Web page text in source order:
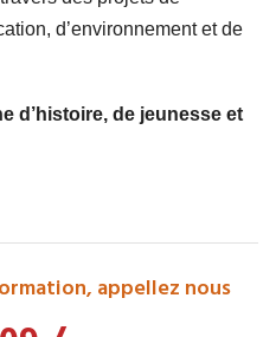
d’environnement et de
d’histoire, de jeunesse et
appellez nous